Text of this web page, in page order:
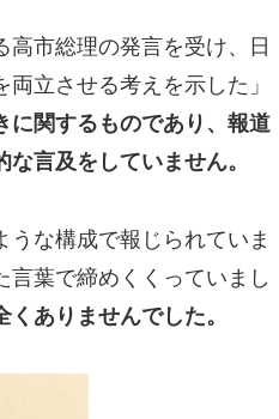
市総理の発言を受け、日
立させる考えを示した」
に関するものであり、報道
言及をしていません。
な構成で報じられていま
葉で締めくくっていまし
ありませんでした。